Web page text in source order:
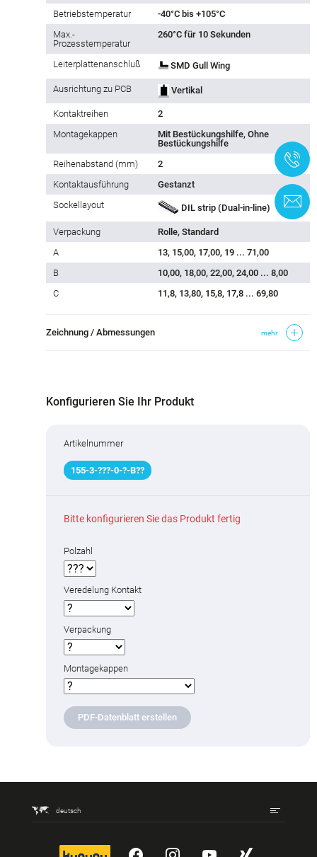
Betriebstemperatur
-40°C bis +105°C
Max.-
Prozesstemperatur
260°C für 10 Sekunden
Leiterplattenanschluß SMD Gull Wing
Ausrichtung zu PCB Vertikal
Kontaktreihen
2
Montagekappen
Mit Bestückungshilfe, Ohne
Bestückungshilfe
Reihe­nabstand (mm)
2
Kontaktausführung
Gestanzt
Sockellayout
DIL strip (Dual-in-line)
Verpackung
Rolle, Standard
A
13, 15,00, 17,00, 19 ... 71,00
B
10,00, 18,00, 22,00, 24,00 ... 8,00
C
11,8, 13,80, 15,8, 17,8 ... 69,80
Zeichnung / Abmessungen mehr
Konfigurieren Sie Ihr Produkt
Artikelnummer
155-3-???-0-?-B??
Bitte konfigurieren Sie das Produkt fertig
Polzahl
Veredelung Kontakt
Verpackung
Montagekappen
PDF-Datenblatt erstellen
deutsch